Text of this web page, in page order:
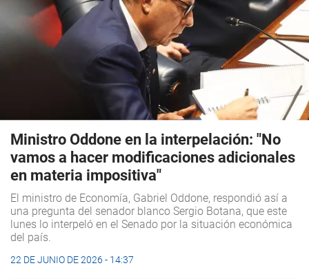
Ministro Oddone en la interpelación: "No
vamos a hacer modificaciones adicionales
en materia impositiva"
El ministro de Economía, Gabriel Oddone, respondió así a
una pregunta del senador blanco Sergio Botana, que este
lunes lo interpeló en el Senado por la situación económica
del país.
22 DE JUNIO DE 2026 - 14:37